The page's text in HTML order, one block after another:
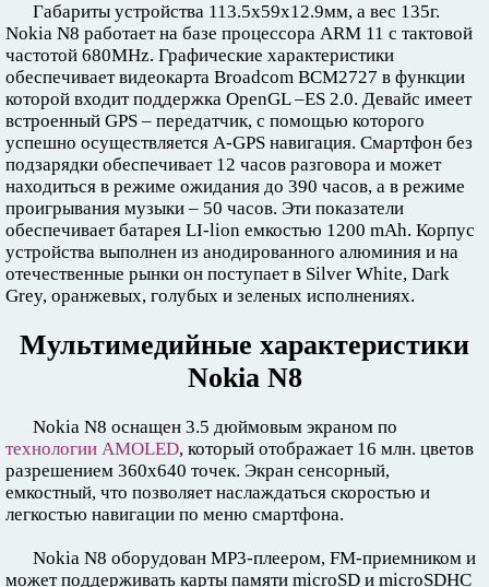
Габариты устройства 113.5х59х12.9мм, а вес 135г.
Nokia N8 работает на базе процессора ARM 11 с тактовой
частотой 680MHz. Графические характеристики
обеспечивает видеокарта Broadcom BCM2727 в функции
которой входит поддержка OpenGL –ES 2.0. Девайс имеет
встроенный GPS – передатчик, с помощью которого
успешно осуществляется A-GPS навигация. Смартфон без
подзарядки обеспечивает 12 часов разговора и может
находиться в режиме ожидания до 390 часов, а в режиме
проигрывания музыки – 50 часов. Эти показатели
обеспечивает батарея LI-lion емкостью 1200 mAh. Корпус
устройства выполнен из анодированного алюминия и на
отечественные рынки он поступает в Silver White, Dark
Grey, оранжевых, голубых и зеленых исполнениях.
Мультимедийные характеристики
Nokia N8
Nokia N8 оснащен 3.5 дюймовым экраном по
технологии AMOLED, который отображает 16 млн. цветов
разрешением 360х640 точек. Экран сенсорный,
емкостный, что позволяет наслаждаться скоростью и
легкостью навигации по меню смартфона.
Nokia N8 оборудован МР3-плеером, FM-приемником и
может поддерживать карты памяти microSD и microSDHC